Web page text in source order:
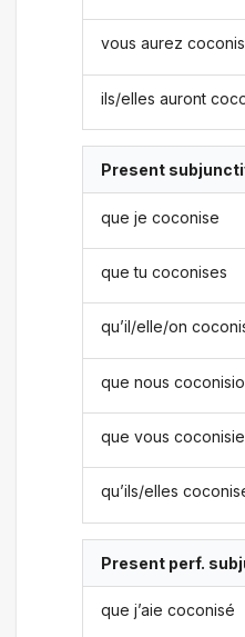
vous aurez
ils/elles auront
Present
que je coconise
que tu coconises
qu’il/elle/on
que nous
que vous
qu’ils/elles
Present perf.
que j’aie coconisé